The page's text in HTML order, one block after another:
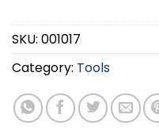
SKU: 001017
Category: Tools